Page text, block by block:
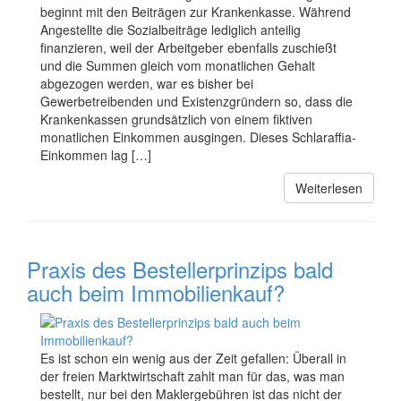
beginnt mit den Beiträgen zur Krankenkasse. Während
Angestellte die Sozialbeiträge lediglich anteilig
finanzieren, weil der Arbeitgeber ebenfalls zuschießt
und die Summen gleich vom monatlichen Gehalt
abgezogen werden, war es bisher bei
Gewerbetreibenden und Existenzgründern so, dass die
Krankenkassen grundsätzlich von einem fiktiven
monatlichen Einkommen ausgingen. Dieses Schlaraffia-
Einkommen lag […]
Weiterlesen
Praxis des Bestellerprinzips bald
auch beim Immobilienkauf?
Es ist schon ein wenig aus der Zeit gefallen: Überall in
der freien Marktwirtschaft zahlt man für das, was man
bestellt, nur bei den Maklergebühren ist das nicht der